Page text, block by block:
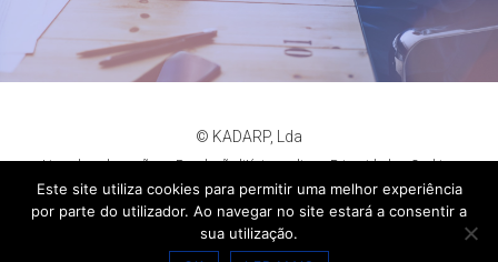
© KADARP, Lda
Livro de reclamações Resolução litígios online Privacidade
Cookies
criação de sites:criativo.net
Este site utiliza cookies para permitir uma melhor experiência
por parte do utilizador. Ao navegar no site estará a consentir a
sua utilização.